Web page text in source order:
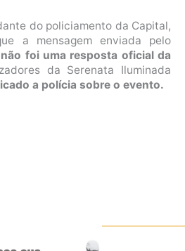
do policiamento da Capital,
a mensagem enviada pelo
não foi uma resposta oficial da
da Serenata Iluminada
a polícia sobre o evento.